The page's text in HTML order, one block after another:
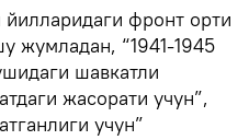
фронт орти
жумладан, “1941-1945
шавкатли
жасорати учун”,
учун”